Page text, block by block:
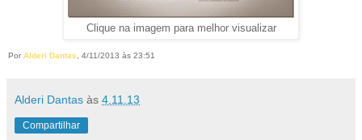
Clique na imagem para melhor visualizar
Por Alderi Dantas, 4/11/2013 às 23:51
Alderi Dantas às 4.11.13
Compartilhar